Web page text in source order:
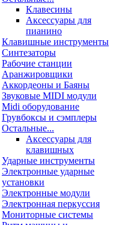
Клавесины
Аксессуары для
пианино
Клавишные инструменты
Синтезаторы
Рабочие станции
Аранжировщики
Аккордеоны и Баяны
Звуковые MIDI модули
Midi оборудование
Грувбоксы и сэмплеры
Остальные...
Аксессуары для
клавишных
Ударные инструменты
Электронные ударные
установки
Электронные модули
Электронная перкуссия
Мониторные системы